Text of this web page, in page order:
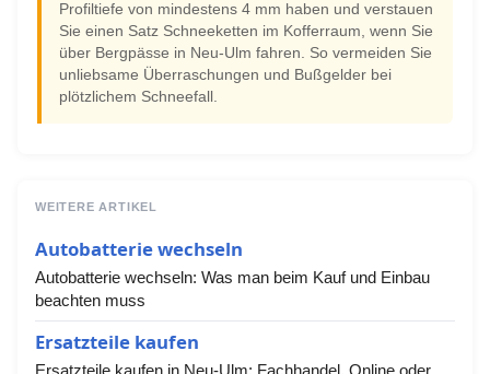
Profiltiefe von mindestens 4 mm haben und verstauen
Sie einen Satz Schneeketten im Kofferraum, wenn Sie
über Bergpässe in Neu-Ulm fahren. So vermeiden Sie
unliebsame Überraschungen und Bußgelder bei
plötzlichem Schneefall.
WEITERE ARTIKEL
Autobatterie wechseln
Autobatterie wechseln: Was man beim Kauf und Einbau
beachten muss
Ersatzteile kaufen
Ersatzteile kaufen in Neu-Ulm: Fachhandel, Online oder